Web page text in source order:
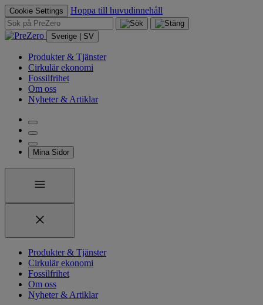
Cookie Settings Hoppa till huvudinnehåll
Sverige | SV
Produkter & Tjänster
Cirkulär ekonomi
Fossilfrihet
Om oss
Nyheter & Artiklar
Mina Sidor
Produkter & Tjänster
Cirkulär ekonomi
Fossilfrihet
Om oss
Nyheter & Artiklar